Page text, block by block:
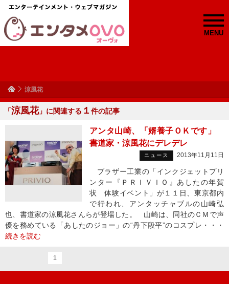
MENU
涼風花
「涼風花」に関連する １ 件の記事
アンタ山崎、「婿養子ＯＫです」
書道家・涼風花にデレデレ
ニュース 2013年11月11日
ブラザー工業の「インクジェットプリ
ンター『ＰＲＩＶＩＯ』あしたの年賀
状 体験イベント」が１１日、東京都内
で行われ、アンタッチャブルの山崎弘
也、書道家の涼風花さんらが登場した。 山崎は、同社のＣＭで声
優を務めている「あしたのジョー」の“丹下段平”のコスプレ・・・
続きを読む
1